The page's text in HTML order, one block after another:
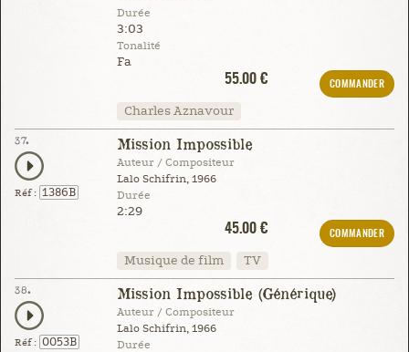
Durée
3:03
Tonalité
Fa
55.00 €
COMMANDER
Charles Aznavour
37.
Réf : 1386B
Mission Impossible
Auteur / Compositeur
Lalo Schifrin, 1966
Durée
2:29
45.00 €
COMMANDER
Musique de film TV
38.
Réf : 0053B
Mission Impossible (Générique)
Auteur / Compositeur
Lalo Schifrin, 1966
Durée